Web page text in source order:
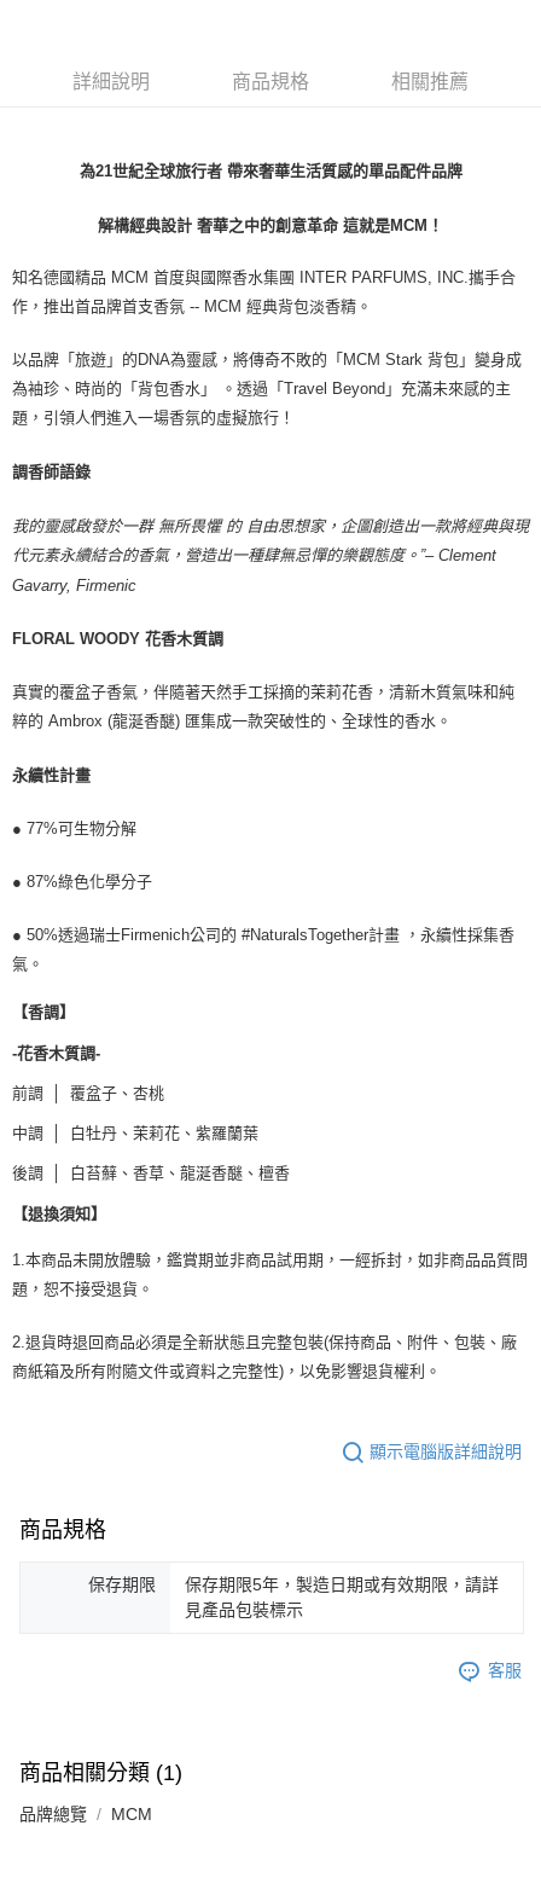
詳細說明 商品規格 相關推薦
為21世紀全球旅行者 帶來奢華生活質感的單品配件品牌
解構經典設計 奢華之中的創意革命 這就是MCM！
知名德國精品 MCM 首度與國際香水集團 INTER PARFUMS, INC.攜手合
作，推出首品牌首支香氛 -- MCM 經典背包淡香精。
以品牌「旅遊」的DNA為靈感，將傳奇不敗的「MCM Stark 背包」變身成
為袖珍、時尚的「背包香水」 。透過「Travel Beyond」充滿未來感的主
題，引領人們進入一場香氛的虛擬旅行！
調香師語錄
我的靈感啟發於一群 無所畏懼 的 自由思想家，企圖創造出一款將經典與現
代元素永續結合的香氣，營造出一種肆無忌憚的樂觀態度。”– Clement
Gavarry, Firmenic
FLORAL WOODY 花香木質調
真實的覆盆子香氣，伴隨著天然手工採摘的茉莉花香，清新木質氣味和純
粹的 Ambrox (龍涎香醚) 匯集成一款突破性的、全球性的香水。
永續性計畫
● 77%可生物分解
● 87%綠色化學分子
● 50%透過瑞士Firmenich公司的 #NaturalsTogether計畫 ，永續性採集香
氣。
【香調】
-花香木質調-
前調 │ 覆盆子、杏桃
中調 │ 白牡丹、茉莉花、紫羅蘭葉
後調 │ 白苔蘚、香草、龍涎香醚、檀香
【退換須知】
1.本商品未開放體驗，鑑賞期並非商品試用期，一經拆封，如非商品品質問
題，恕不接受退貨。
2.退貨時退回商品必須是全新狀態且完整包裝(保持商品、附件、包裝、廠
商紙箱及所有附隨文件或資料之完整性)，以免影響退貨權利。
顯示電腦版詳細說明
商品規格
保存期限
保存期限5年，製造日期或有效期限，請詳
見產品包裝標示
客服
商品相關分類 (1)
品牌總覽 MCM